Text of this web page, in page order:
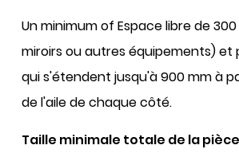
Un minimum of Espace libre de
miroirs ou autres équipements)
qui s'étendent jusqu'à 900 mm à
de l'ailede chaque côté.
Taille minimale totale de la pièce